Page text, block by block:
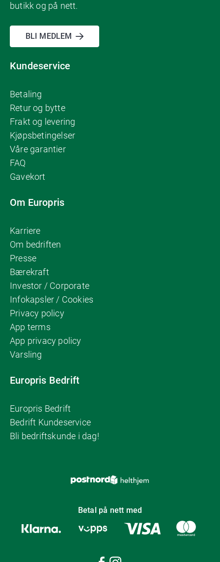
butikk og på nett.
BLI MEDLEM
Kundeservice
Betaling
Retur og bytte
Frakt og levering
Kjøpsbetingelser
Våre garantier
FAQ
Gavekort
Om Europris
Karriere
Om bedriften
Presse
Bærekraft
Investor / Corporate
Infokapsler / Cookies
Privacy policy
App terms
App privacy policy
Varsling
Europris Bedrift
Europris Bedrift
Bedrift Kundeservice
Bli bedriftskunde i dag!
Betal på nett med